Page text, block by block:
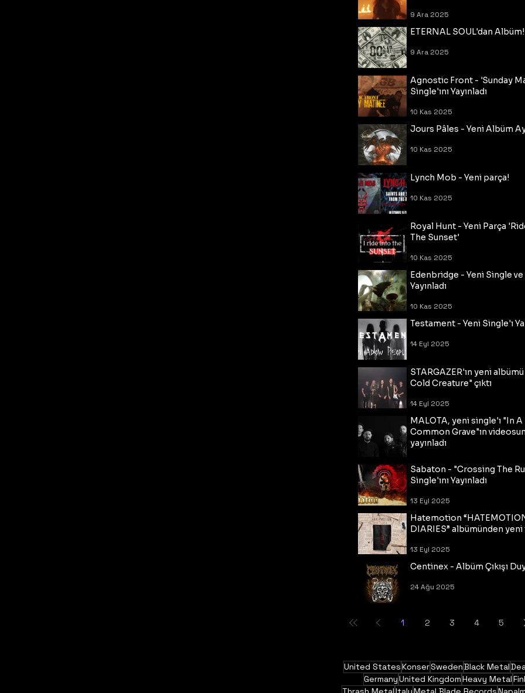
9 Ara 2025
ETERNAL SOUL'dan Albüm!
9 Ara 2025
Agnostic Front - 'Sunday
Single'ını Yayınladı
10 Kas 2025
Jours Pâles - Yeni Albüm
10 Kas 2025
Lynch Mob - Yeni parça!
10 Kas 2025
Royal Hunt - Yeni Parça
The Sunset'
10 Kas 2025
Edenbridge - Yeni Single
Yayınladı
10 Kas 2025
Testament - Yeni Single'ı
14 Eyl 2025
STARGAZER'ın yeni
Cold Creature" çıktı
14 Eyl 2025
MALOTA, yeni single'ı "In A
Common Grave"ın
yayınladı
Sabaton - "Crossing The
Single'ını Yayınladı
13 Eyl 2025
Hatemotion
DIARIES” albümünden
13 Eyl 2025
Centinex - Albüm Çıkışı
24 Ağu 2025
1 2 3 4 5
United StatesKonserSwedenBlack Metal
GermanyUnited KingdomHeavy Metal